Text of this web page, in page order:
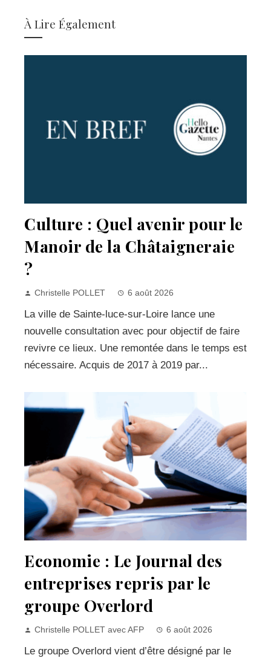
À Lire Également
Culture : Quel avenir pour le
Manoir de la Châtaigneraie
?
Christelle POLLET 6 août 2026
La ville de Sainte-luce-sur-Loire lance une
nouvelle consultation avec pour objectif de faire
revivre ce lieux. Une remontée dans le temps est
nécessaire. Acquis de 2017 à 2019 par...
Economie : Le Journal des
entreprises repris par le
groupe Overlord
Christelle POLLET avec AFP 6 août 2026
Le groupe Overlord vient d’être désigné par le